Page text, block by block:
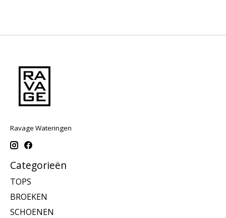
Ravage Wateringen
Categorieën
TOPS
BROEKEN
SCHOENEN